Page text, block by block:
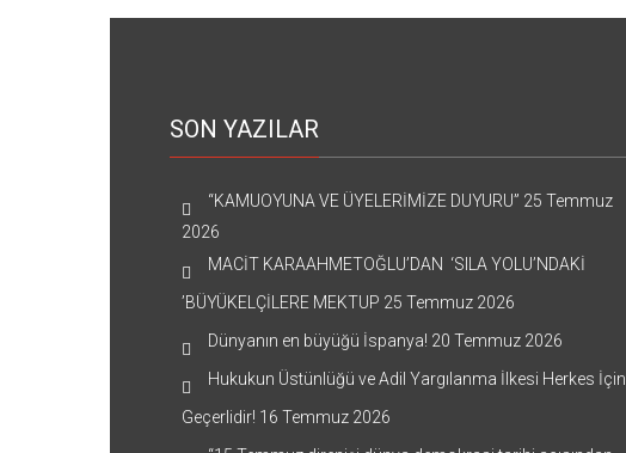
SON YAZILAR
“KAMUOYUNA VE ÜYELERİMİZE DUYURU” 25 Temmuz
2026
MACİT KARAAHMETOĞLU’DAN ‘SILA YOLU’NDAKİ
’BÜYÜKELÇİLERE MEKTUP 25 Temmuz 2026
Dünyanın en büyüğü İspanya! 20 Temmuz 2026
Hukukun Üstünlüğü ve Adil Yargılanma İlkesi Herkes İçin
Geçerlidir! 16 Temmuz 2026